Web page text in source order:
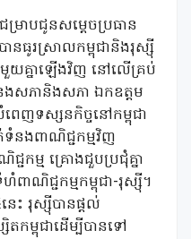
រាបជូនសម្តេចប្រធាន
នធូរស្រាលកម្ពុជានិងរុស្ស៊ី
មួយគ្នាឡើងវិញ នៅលើគ្រប់
ងសភានិងសភា ឯកឧត្តម
េញទស្សនកិច្ចនៅកម្ពុជា
នងពាណិជ្ជកម្មវិញ
ជ្ជកម្ម គ្រោងជួបប្រជុំគ្នា
ពាណិជ្ជកម្មកម្ពុជា-រុស្ស៊ី។
ះ រុស្ស៊ីបានផ្តល់
កម្ពុជាដើម្បីបានទៅ